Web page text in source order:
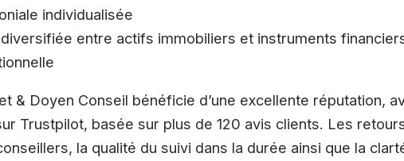
individualisée
entre actifs immobiliers et instruments
& Doyen Conseil bénéficie d’une excellente réputation,
Trustpilot, basée sur plus de 120 avis clients. Les
la qualité du suivi dans la durée ainsi que la